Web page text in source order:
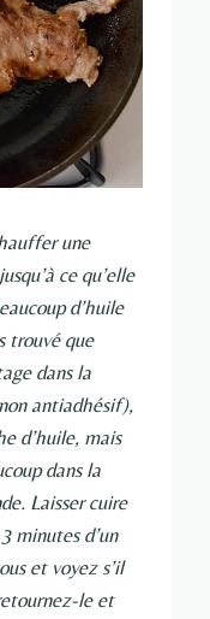
une
ce qu’elle
d’huile
trouvé que
dans la
antiadhésif),
d’huile, mais
dans la
Laisser cuire
minutes d’un
et voyez s’il
le et